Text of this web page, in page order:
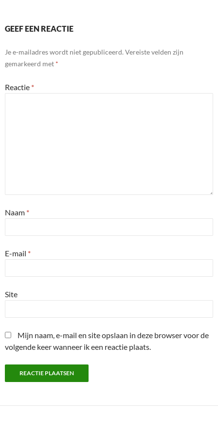
GEEF EEN REACTIE
Je e-mailadres wordt niet gepubliceerd. Vereiste velden zijn
gemarkeerd met *
Reactie *
Naam *
E-mail *
Site
Mijn naam, e-mail en site opslaan in deze browser voor de
volgende keer wanneer ik een reactie plaats.